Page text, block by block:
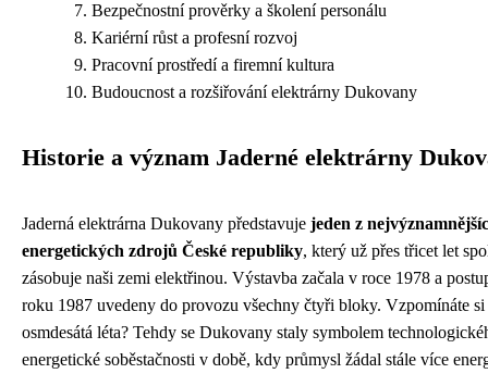
Bezpečnostní prověrky a školení personálu
Kariérní růst a profesní rozvoj
Pracovní prostředí a firemní kultura
Budoucnost a rozšiřování elektrárny Dukovany
Historie a význam Jaderné elektrárny
Jaderná elektrárna Dukovany představuje jeden z
energetických zdrojů České republiky, který už přes třicet let
zásobuje naši zemi elektřinou. Výstavba začala v roce 1978 a
roku 1987 uvedeny do provozu všechny čtyři bloky. Vzpomínáte si
osmdesátá léta? Tehdy se Dukovany staly symbolem
energetické soběstačnosti v době, kdy průmysl žádal stále více